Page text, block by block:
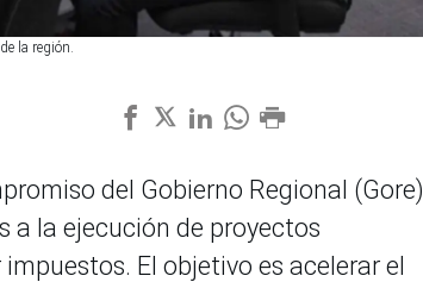
la región.
del Gobierno Regional (Gore)
a la ejecución de proyectos
El objetivo es acelerar el